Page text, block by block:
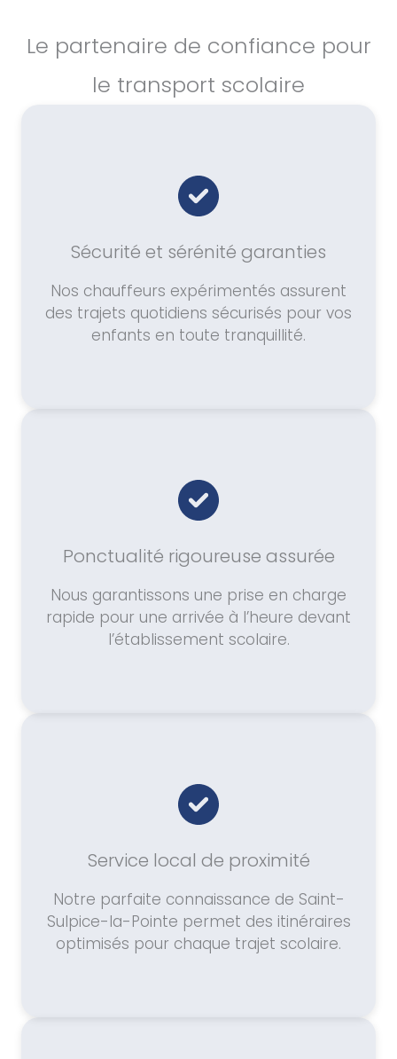
Le partenaire de confiance pour
le transport scolaire
Sécurité et sérénité garanties
Nos chauffeurs expérimentés assurent
des trajets quotidiens sécurisés pour vos
enfants en toute tranquillité.
Ponctualité rigoureuse assurée
Nous garantissons une prise en charge
rapide pour une arrivée à l’heure devant
l’établissement scolaire.
Service local de proximité
Notre parfaite connaissance de Saint-
Sulpice-la-Pointe permet des itinéraires
optimisés pour chaque trajet scolaire.